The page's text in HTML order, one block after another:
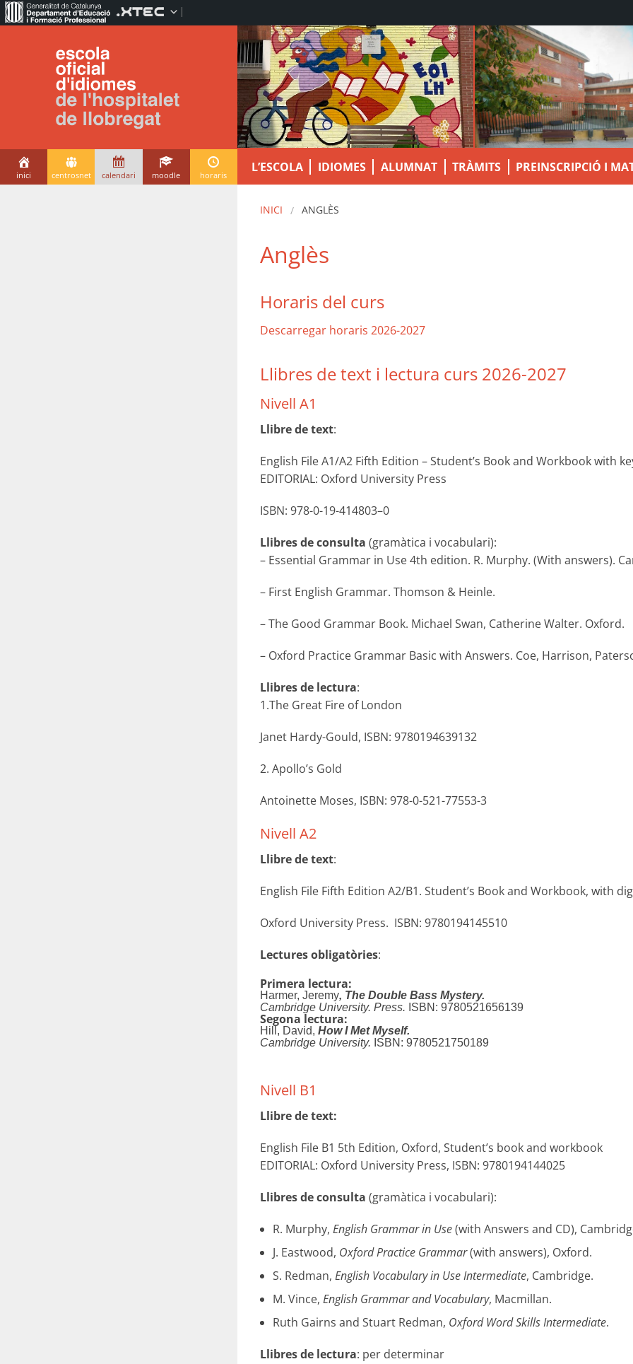
inici centrosnet calendari moodle horaris
L’ESCOLA IDIOMES ALUMNAT TRÀMITS PREINSCRIPCIÓ I
INICI ANGLÈS
Anglès
Horaris del curs
Descarregar horaris 2026-2027
Llibres de text i lectura curs 2026-2027
Nivell A1
Llibre de text:
English File A1/A2 Fifth Edition – Student’s Book and Workbook with
EDITORIAL: Oxford University Press
ISBN: 978-0-19-414803–0
Llibres de consulta (gramàtica i vocabulari):
– Essential Grammar in Use 4th edition. R. Murphy. (With answers).
– First English Grammar. Thomson & Heinle.
– The Good Grammar Book. Michael Swan, Catherine Walter. Oxford.
– Oxford Practice Grammar Basic with Answers. Coe, Harrison,
Llibres de lectura:
1.The Great Fire of London
Janet Hardy-Gould, ISBN: 9780194639132
2. Apollo’s Gold
Antoinette Moses, ISBN: 978-0-521-77553-3
Nivell A2
Llibre de text:
English File Fifth Edition A2/B1. Student’s Book and Workbook, with
Oxford University Press. ISBN: 9780194145510
Lectures obligatòries:
Primera lectura:
Harmer, Jeremy, The Double Bass Mystery.
Cambridge University. Press. ISBN: 9780521656139
Segona lectura:
Hill, David, How I Met Myself.
Cambridge University. ISBN: 9780521750189
Nivell B1
Llibre de text:
English File B1 5th Edition, Oxford, Student’s book and workbook
EDITORIAL: Oxford University Press, ISBN: 9780194144025
Llibres de consulta (gramàtica i vocabulari):
R. Murphy, English Grammar in Use(with Answers and CD),
J. Eastwood, Oxford Practice Grammar(with answers), Oxford.
S. Redman, English Vocabulary in Use Intermediate, Cambridge.
M. Vince, English Grammar and Vocabulary, Macmillan.
Ruth Gairns and Stuart Redman, Oxford Word Skills Intermediate.
Llibres de lectura: per determinar